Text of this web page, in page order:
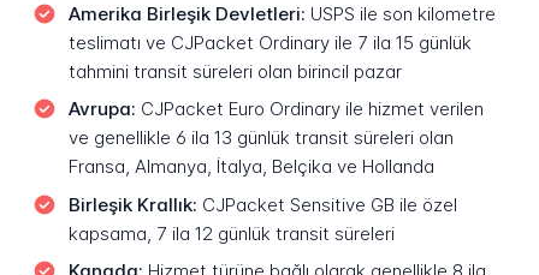
Amerika Birleşik Devletleri: USPS ile son kilometre
teslimatı ve CJPacket Ordinary ile 7 ila 15 günlük
tahmini transit süreleri olan birincil pazar
Avrupa: CJPacket Euro Ordinary ile hizmet verilen
ve genellikle 6 ila 13 günlük transit süreleri olan
Fransa, Almanya, İtalya, Belçika ve Hollanda
Birleşik Krallık: CJPacket Sensitive GB ile özel
kapsama, 7 ila 12 günlük transit süreleri